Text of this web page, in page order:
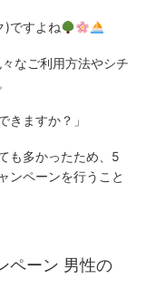
)ですよね
なご利用方法やシチ
きますか？」
も多かったため、5
ンペーンを行うこと
ペーン 男性の